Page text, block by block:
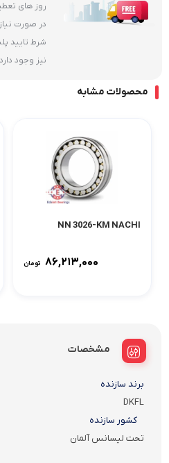
روز های تعطیل
در صورت
شرط تایید
نیز وجود دارد
محصولات مشابه
NN 3026-KM NACHI
۸۶,۲۱۳,۰۰۰ تومان
مشخصات
برند سازنده
DKFL
کشور سازنده
تحت لیسانس آلمان